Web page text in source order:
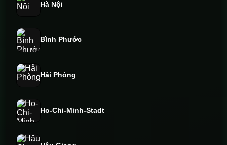
Hà Nội
Bình Phước
Hải Phòng
Ho-Chi-Minh-Stadt